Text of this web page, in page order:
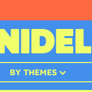
BY THEMES